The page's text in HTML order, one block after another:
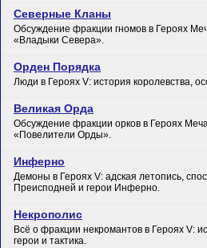
Северные Кланы
Обсуждение фракции гномов в Героях
«Владыки Севера».
Орден Порядка
Люди в Героях V: история королевства,
Великая Орда
Обсуждение фракции орков в Героях
«Повелители Орды».
Инферно
Демоны в Героях V: адская летопись,
Преисподней и герои Инферно.
Некрополис
Всё о фракции некромантов в Героях V:
герои и тактика.